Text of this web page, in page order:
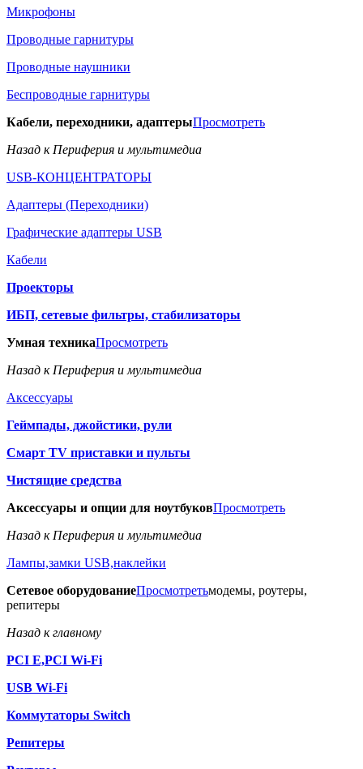
Микрофоны
Проводные гарнитуры
Проводные наушники
Беспроводные гарнитуры
Кабели, переходники, адаптерыПросмотреть
Назад к Периферия и мультимедиа
USB-КОНЦЕНТРАТОРЫ
Адаптеры (Переходники)
Графические адаптеры USB
Кабели
Проекторы
ИБП, сетевые фильтры, стабилизаторы
Умная техникаПросмотреть
Назад к Периферия и мультимедиа
Аксессуары
Геймпады, джойстики, рули
Смарт TV приставки и пульты
Чистящие средства
Аксессуары и опции для ноутбуковПросмотреть
Назад к Периферия и мультимедиа
Лампы,замки USB,наклейки
Сетевое оборудованиеПросмотретьмодемы, роутеры,
репитеры
Назад к главному
PCI E,PCI Wi-Fi
USB Wi-Fi
Коммутаторы Switch
Репитеры